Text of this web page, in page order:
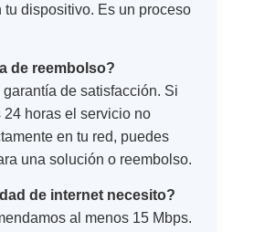
tu dispositivo. Es un proceso
de reembolso?
de satisfacción. Si
24 horas el servicio no
en tu red, puedes
una solución o reembolso.
de internet necesito?
al menos 15 Mbps.